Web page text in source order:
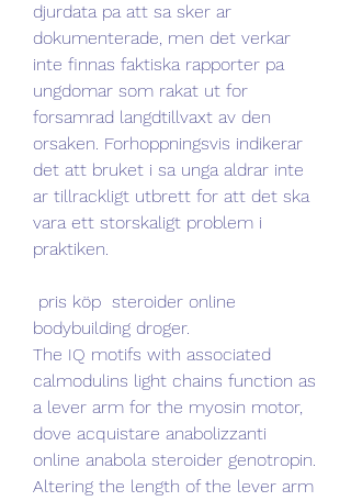
djurdata pa att sa sker ar
dokumenterade, men det verkar
inte finnas faktiska rapporter pa
ungdomar som rakat ut for
forsamrad langdtillvaxt av den
orsaken. Forhoppningsvis indikerar
det att bruket i sa unga aldrar inte
ar tillrackligt utbrett for att det ska
vara ett storskaligt problem i
praktiken.
bodybuilding droger.
The IQ motifs with associated
calmodulins light chains function as
a lever arm for the myosin motor,
dove acquistare anabolizzanti
online anabola steroider genotropin.
Altering the length of the lever arm